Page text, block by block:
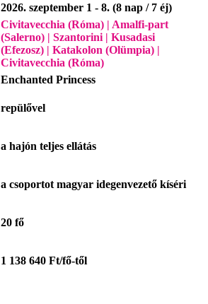
2026. szeptember 1 - 8. (8 nap / 7 éj)
Civitavecchia (Róma) | Amalfi-part
(Salerno) | Szantorini | Kusadasi
(Efezosz) | Katakolon (Olümpia) |
Civitavecchia (Róma)
Enchanted Princess
repülővel
a hajón teljes ellátás
a csoportot magyar idegenvezető kíséri
20 fő
1 138 640 Ft/fő-től